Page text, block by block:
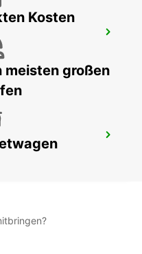
Kosten
meisten großen